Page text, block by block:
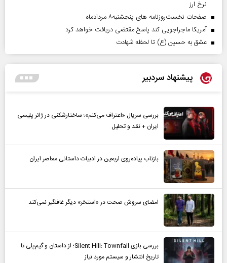
نرخ ارز
صفحات نخست‌روزنامه ها‌ی پنجشنبه‌۸ مردادماه
آمریکا ماجراجویی کند پاسخ مقتضی دریافت خواهد کرد
عشق به حسین (ع) تا لحظه شهادت
پیشنهاد سردبیر
بررسی سریال «اعتراف می‌کنم»؛ ساختارشکنی در ژانر پلیسی
ایران + نقد و تحلیل
بازتاب پیاده‌روی اربعین در ادبیات داستانی معاصر ایران
امضای سروش صحت در «استخر» دیگر غافلگیر نمی‌کند
بررسی بازی Silent Hill: Townfall؛ از داستان و گیم‌پلی تا
تاریخ انتشار و سیستم مورد نیاز